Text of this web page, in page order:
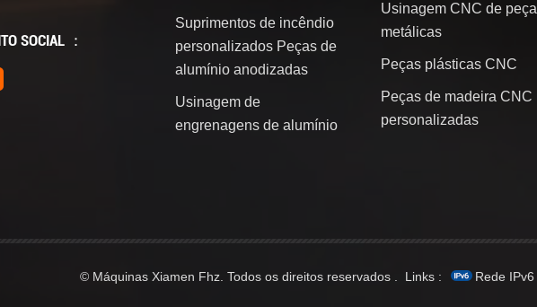
SOCIAL ：
Suprimentos de incêndio
personalizados Peças de
alumínio anodizadas
Usinagem de
engrenagens de alumínio
Usinagem CNC de
metálicas
Peças plásticas CNC
Peças de madeira CNC
personalizadas
© Máquinas Xiamen Fhz. Todos os direitos reservados . Links : Rede